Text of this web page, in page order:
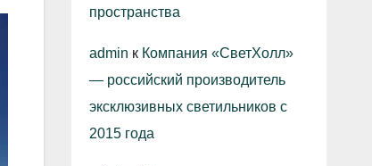
пространства
admin к Компания «СветХолл»
— российский производитель
эксклюзивных светильников с
2015 года